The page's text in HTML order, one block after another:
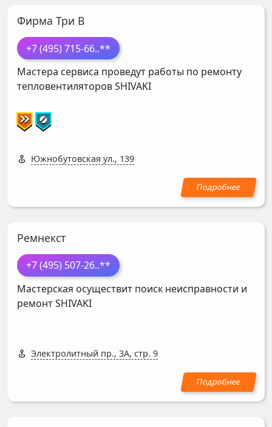
Фирма Три В
+7 (495) 715-66..**
Мастера сервиса проведут работы по ремонту
тепловентиляторовSHIVAKI
Южнобутовская ул., 139
Ремнекст
+7 (495) 507-26..**
Мастерская осуществит поиск неисправности и
ремонтSHIVAKI
Электролитный пр., 3А, стр. 9